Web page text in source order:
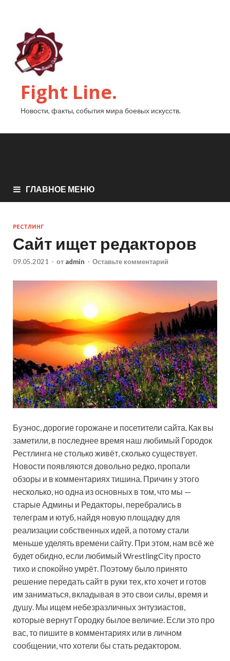
Fight Line.
Новости, факты, события мира боевых искусств.
ГЛАВНОЕ МЕНЮ
РЕСТЛИНГ
Сайт ищет редакторов
09.05.2021 - от admin - Оставьте комментарий
Буэнос, дорогие горожане и посетители сайта. Как вы
заметили, в последнее время наш любимый Городок
Рестлинга не столько живёт, сколько существует.
Новости появляются довольно редко, пропали
обзоры и в комментариях тишина. Причин у этого
несколько, но одна из основных в том, что мы —
старые Админы и Редакторы, перебрались в
телеграм и ютуб, найдя новую площадку для
реализации собственных идей, а потому стали
меньше уделять времени сайту. При этом, нам всё же
будет обидно, если любимый WrestlingCity просто
тихо и спокойно умрёт. Поэтому было принято
решение передать сайт в руки тех, кто хочет и готов
им заниматься, вкладывая в это свои силы, время и
душу. Мы ищем небезразличных энтузиастов,
которые вернут Городку былое величие. Если это про
вас, то пишите в комментариях или в личном
сообщении, что хотели бы стать редактором.